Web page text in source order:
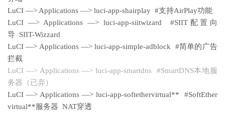
LuCI —> Applications —> luci-app-shairplay #支持AirPlay功能
LuCI —> Applications —> luci-app-siitwizard #SIIT配置向
导 SIIT-Wizzard
LuCI —> Applications —> luci-app-simple-adblock #简单的广告
拦截
LuCI —> Applications —> luci-app-smartdns #SmartDNS本地服
务器（已弃）
LuCI —> Applications —> luci-app-softethervirtual** #SoftEther
virtual**服务器 NAT穿透